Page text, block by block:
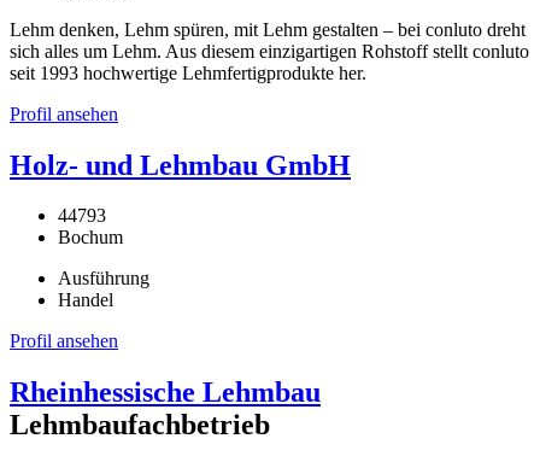
Lehm denken, Lehm spüren, mit Lehm gestalten – bei conluto dreht
sich alles um Lehm. Aus diesem einzigartigen Rohstoff stellt conluto
seit 1993 hochwertige Lehmfertigprodukte her.
Profil ansehen
Holz- und Lehmbau GmbH
44793
Bochum
Ausführung
Handel
Profil ansehen
Rheinhessische Lehmbau
Lehmbaufachbetrieb